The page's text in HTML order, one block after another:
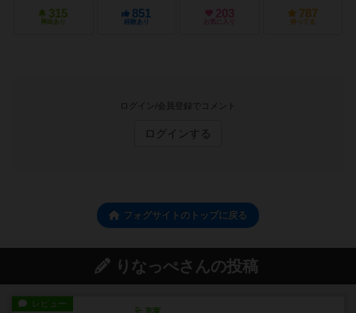
315
興味あり
851
経験あり
203
お気に入り
787
持ってる
ログイン/会員登録でコメント
ログインする
フォグサイトのトップに戻る
りなっぺさんの投稿
レビュー